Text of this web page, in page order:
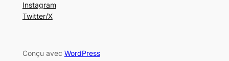
Instagram
Twitter/X
Conçu avec WordPress